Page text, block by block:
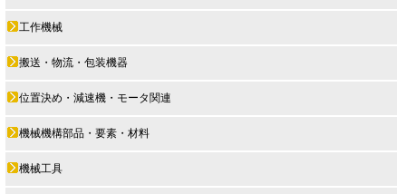
工作機械
搬送・物流・包装機器
位置決め・減速機・モータ関連
機械機構部品・要素・材料
機械工具